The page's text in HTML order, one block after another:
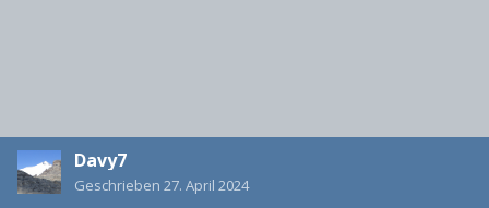
Davy7
Geschrieben 27. April 2024